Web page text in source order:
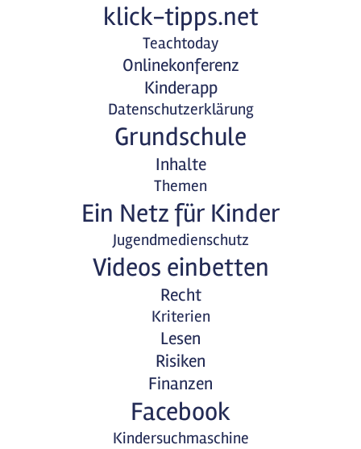
klick-tipps.net
Teachtoday
Onlinekonferenz
Kinderapp
Datenschutzerklärung
Grundschule
Inhalte
Themen
Ein Netz für Kinder
Jugendmedienschutz
Videos einbetten
Recht
Kriterien
Lesen
Risiken
Finanzen
Facebook
Kindersuchmaschine